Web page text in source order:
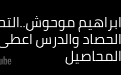
ابراهيم
الحصاد والدرس
المحاصيل